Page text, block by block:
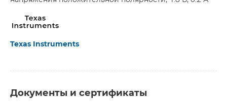
Texas Instruments
Документы и сертификаты